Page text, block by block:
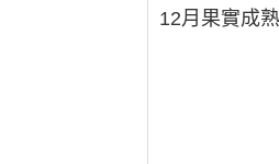
12月果實成